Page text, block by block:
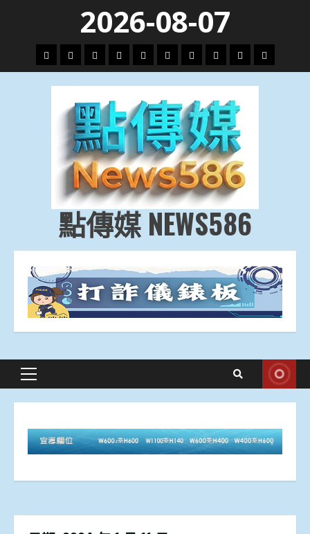
content
2026-08-07
頭
條
財
經
地
方.
會
文
教.
技
專
題
娛
樂
劇
政
治
國
際
運
動
生
活
點傳媒 NEWS586
Primary